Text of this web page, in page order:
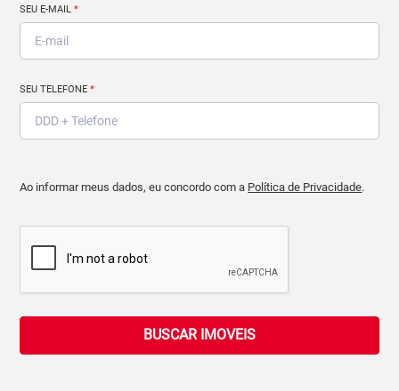
SEU E-MAIL*
SEU TELEFONE*
Ao informar meus dados, eu concordo com a Política de Privacidade.
BUSCAR IMOVEIS